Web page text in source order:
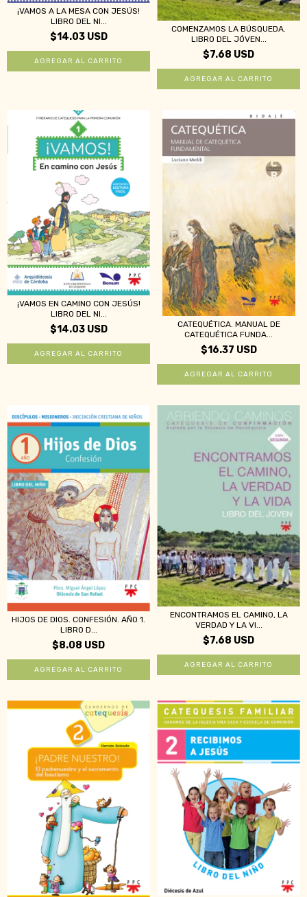
¡VAMOS A LA MESA CON JESÚS!
LIBRO DEL NI...
$14.03 USD
COMENZAMOS LA BÚSQUEDA.
LIBRO DEL JÓVEN...
$7.68 USD
¡VAMOS EN CAMINO CON JESÚS!
LIBRO DEL NI...
$14.03 USD
CATEQUÉTICA. MANUAL DE
CATEQUÉTICA FUNDA...
$16.37 USD
HIJOS DE DIOS. CONFESIÓN. AÑO 1.
LIBRO D...
$8.08 USD
ENCONTRAMOS EL CAMINO, LA
VERDAD Y LA VI...
$7.68 USD